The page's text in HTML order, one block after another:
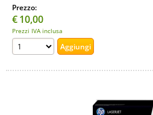
Prezzo:
€10,00
Prezzi IVA inclusa